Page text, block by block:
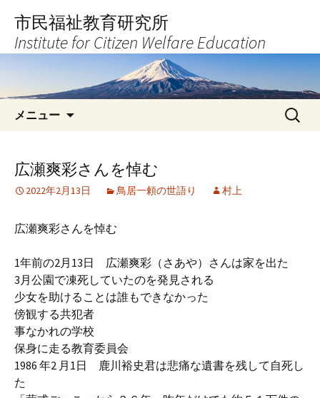
へ
キ
市民福祉教育研究所
Institute for Citizen Welfare Education
メニュー
検
索:
広瀬爽彩さんを悼む
2022年2月13日 鳥居一頼の世語り 村上
広瀬爽彩さんを悼む
1年前の2月13日 広瀬爽彩（さあや）さんは家を出た
3月公園で凍死していたのを発見される
少女を助けることは誰もできなかった
傍観する共犯者
事なかれの学校
保身に走る教育委員会
1986 年2 月1日 鹿川裕史君は悲痛な遺書を残して自死し
た